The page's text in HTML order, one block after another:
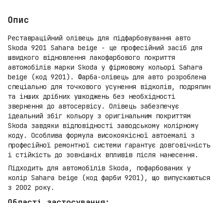
Опис
Реставраційний олівець для підфарбовування авто
Skoda 9201 Sahara beige - це професійний засіб для
швидкого відновлення лакофарбового покриття
автомобілів марки Skoda у фірмовому кольорі Sahara
beige (код 9201). Фарба-олівець для авто розроблена
спеціально для точкового усунення відколів, подряпин
та інших дрібних ушкоджень без необхідності
звернення до автосервісу. Олівець забезпечує
ідеальний збіг кольору з оригінальним покриттям
Skoda завдяки відповідності заводському колірному
коду. Особлива формула високоякісної автоемалі з
професійної ремонтної системи гарантує довговічність
і стійкість до зовнішніх впливів після нанесення.
Підходить для автомобілів Skoda, пофарбованих у
колір Sahara beige (код фарби 9201), що випускаються
з 2002 року.